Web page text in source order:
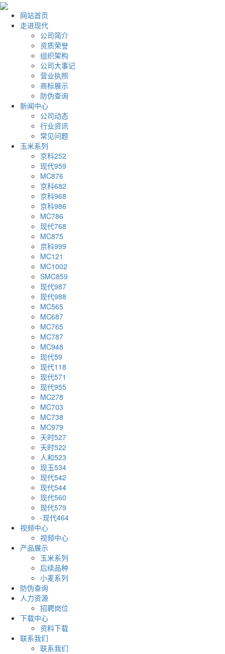
网站首页
走进现代
公司简介
资质荣誉
组织架构
公司大事记
营业执照
商标展示
防伪查询
新闻中心
公司动态
行业资讯
常见问题
玉米系列
京科252
现代959
MC876
京科682
京科968
京科986
MC786
现代768
MC875
京科999
MC121
MC1002
SMC859
现代987
现代988
MC565
MC687
MC765
MC787
MC948
现代59
现代118
现代571
现代955
MC278
MC703
MC738
MC979
天时527
天时522
人和523
现玉534
现代542
现代544
现代560
现代579
-现代464
视频中心
视频中心
产品展示
玉米系列
后续品种
小麦系列
防伪查询
人力资源
招聘岗位
下载中心
资料下载
联系我们
联系我们